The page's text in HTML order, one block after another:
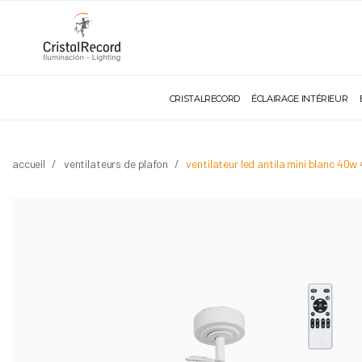
CRISTALRECORD ÉCLAIRAGE INTÉRIEUR
accueil ventilateurs de plafon ventilateur led antila mini blanc 40w